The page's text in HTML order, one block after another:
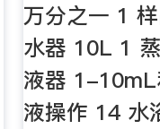
万分之一 1
水器 10L 1
液器 1-
液操作 14 水